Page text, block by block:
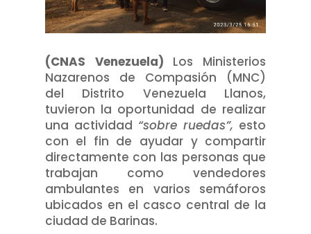
(CNAS Venezuela) Los Ministerios
Nazarenos de Compasión (MNC)
del Distrito Venezuela Llanos,
tuvieron la oportunidad de realizar
una actividad “sobre ruedas”, esto
con el fin de ayudar y compartir
directamente con las personas que
trabajan como vendedores
ambulantes en varios semáforos
ubicados en el casco central de la
ciudad de Barinas.